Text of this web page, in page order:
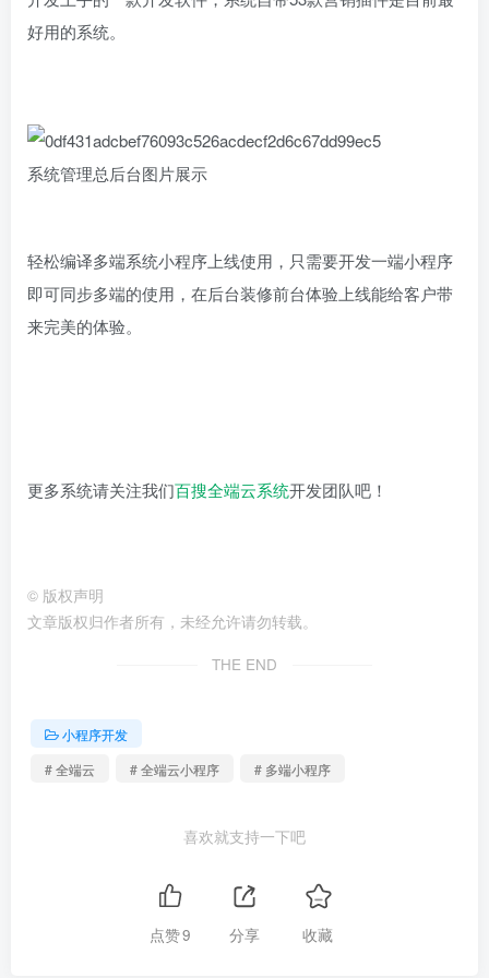
好用的系统。
系统管理总后台图片展示
轻松编译多端系统小程序上线使用，只需要开发一端小程序
即可同步多端的使用，在后台装修前台体验上线能给客户带
来完美的体验。
更多系统请关注我们百搜全端云系统开发团队吧！
© 版权声明
文章版权归作者所有，未经允许请勿转载。
THE END
小程序开发
# 全端云
# 全端云小程序 # 多端小程序
喜欢就支持一下吧
点赞9 分享 收藏